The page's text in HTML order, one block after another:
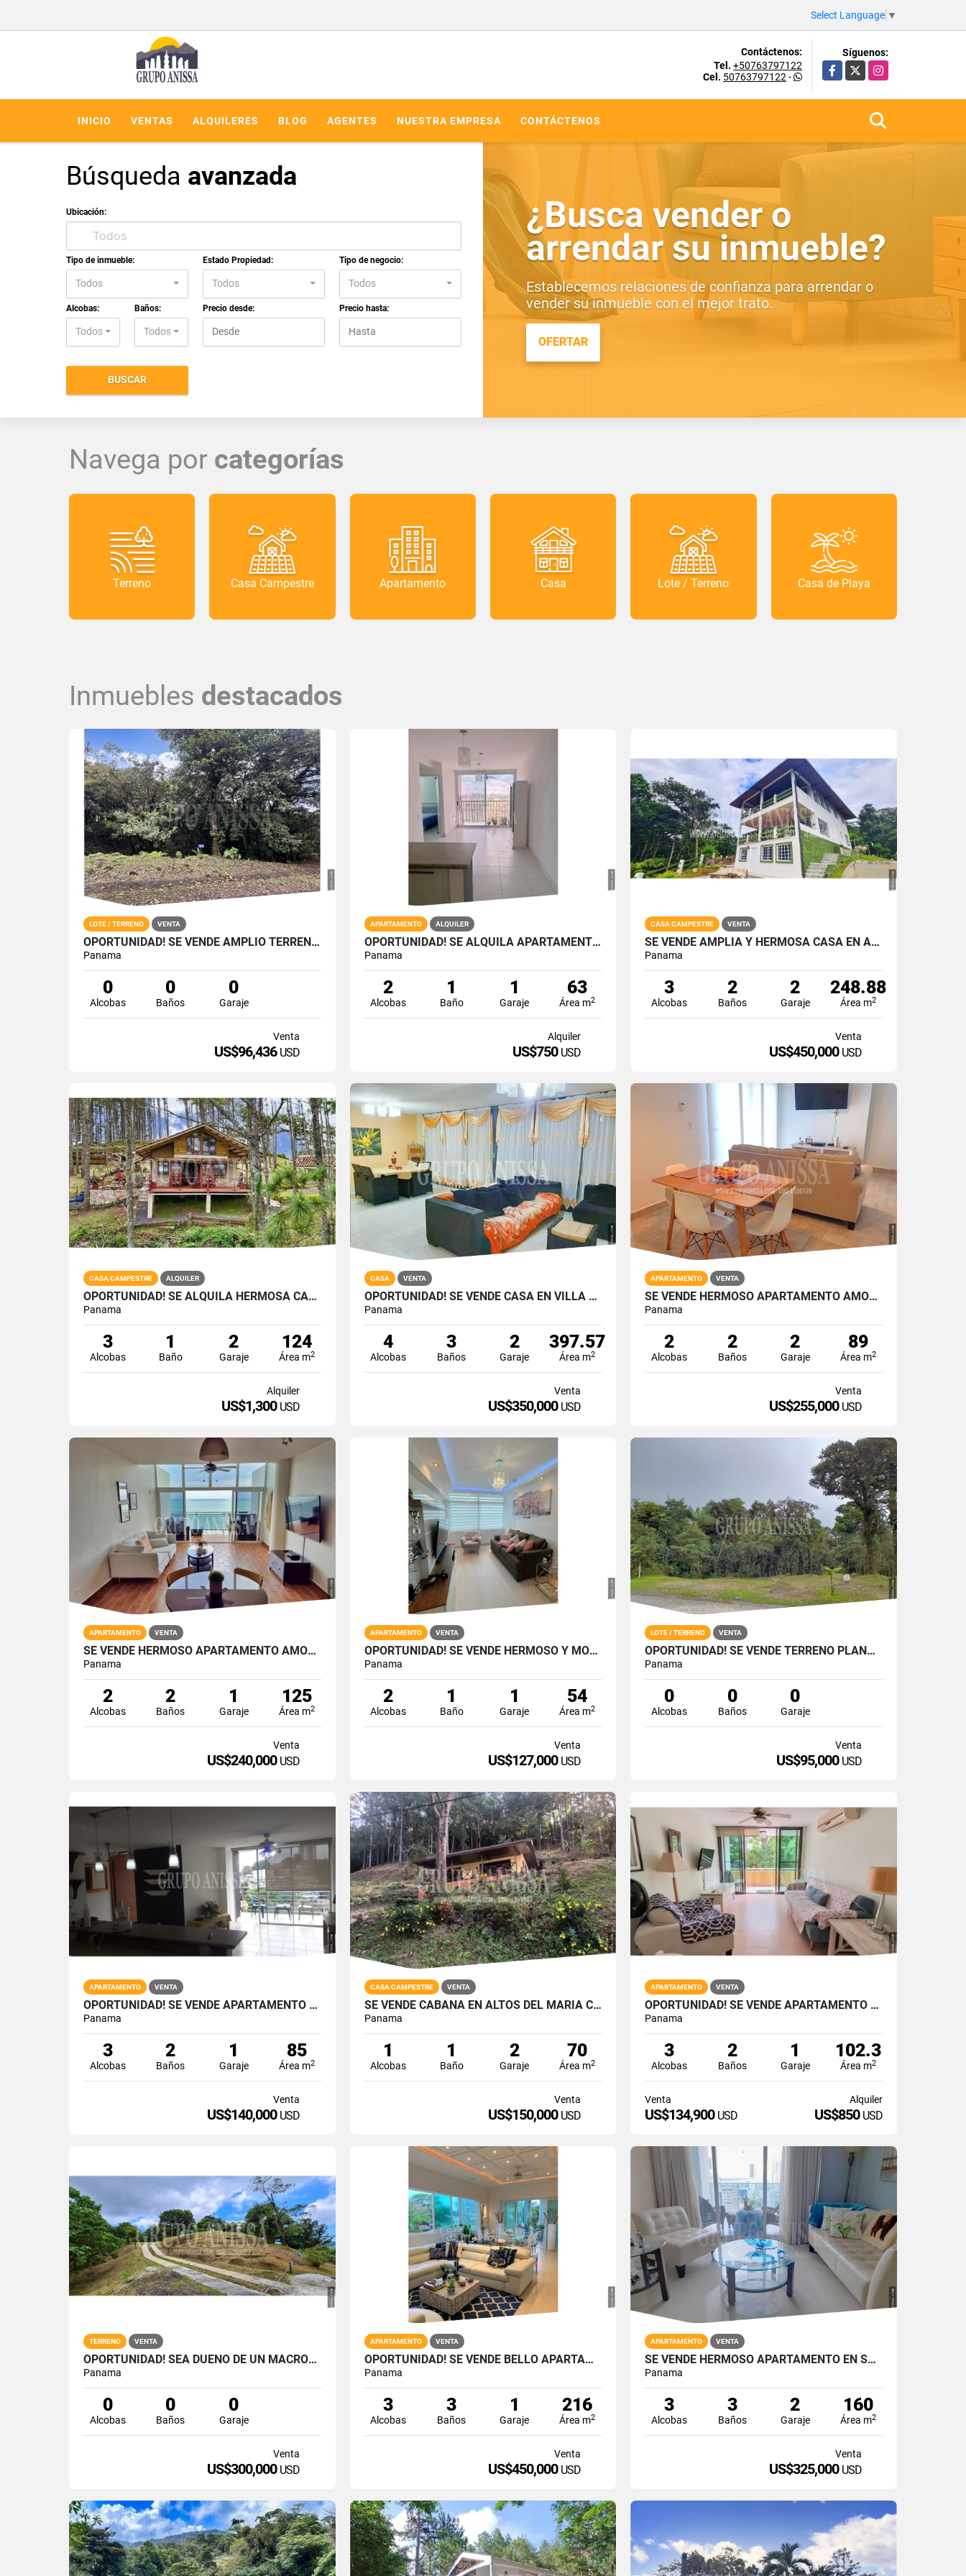
Select Language ▼
Contáctenos:
Tel. +50763797122
Cel. 50763797122 -
Síguenos:
Facebook
X Instagram
INICIO VENTAS ALQUILERES BLOG AGENTES NUESTRA EMPRESA CONTÁCTENOS
Búsqueda avanzada
Ubicación:
Tipo de inmueble:
Todos
Estado Propiedad:
Todos
Tipo de negocio:
Todos
Alcobas:
Todos
Baños:
Todos
Precio desde: Precio hasta:
BUSCAR
¿Busca vender o
arrendar su inmueble?
Establecemos relaciones de confianza para arrendar o
vender su inmueble con el mejor trato.
OFERTAR
Navega por categorías
Terreno Casa Campestre Apartamento Casa Lote / Terreno Casa de Playa
Inmuebles destacados
LOTE / TERRENO VENTA
OPORTUNIDAD! SE VENDE AMPLIO TERRENO EN GALICIA, ALTOS DEL MARIA
Panama
0
Alcobas
0
Baños
0
Garaje
Venta
US$96,436 USD
APARTAMENTO ALQUILER
OPORTUNIDAD! SE ALQUILA APARTAMENTO EN VIA ESPAÑA RIO ABAJO
Panama
2
Alcobas
1
Baño
1
Garaje
63
Área m2
Alquiler
US$750 USD
CASA CAMPESTRE VENTA
SE VENDE AMPLIA Y HERMOSA CASA EN ALTOS DEL MARIA
Panama
3
Alcobas
2
Baños
2
Garaje
248.88
Área m2
Venta
US$450,000 USD
CASA CAMPESTRE ALQUILER
OPORTUNIDAD! SE ALQUILA HERMOSA CASA EN ALTOS DEL MARIA
Panama
3
Alcobas
1
Baño
2
Garaje
124
Área m2
Alquiler
US$1,300 USD
CASA VENTA
OPORTUNIDAD! SE VENDE CASA EN VILLA LAS FUENTES COD. 3223258
Panama
4
Alcobas
3
Baños
2
Garaje
397.57
Área m2
Venta
US$350,000 USD
APARTAMENTO VENTA
SE VENDE HERMOSO APARTAMENTO AMOBLADO EN TUCÁN COUNTRY CLUB
Panama
2
Alcobas
2
Baños
2
Garaje
89
Área m2
Venta
US$255,000 USD
APARTAMENTO VENTA
SE VENDE HERMOSO APARTAMENTO AMOBLADO DE PLAYA EN FARALLÓN
Panama
2
Alcobas
2
Baños
1
Garaje
125
Área m2
Venta
US$240,000 USD
APARTAMENTO VENTA
OPORTUNIDAD! SE VENDE HERMOSO Y MODERNO APARTAMENTO EN PUEBLO NUEVO
Panama
2
Alcobas
1
Baño
1
Garaje
54
Área m2
Venta
US$127,000 USD
LOTE / TERRENO VENTA
OPORTUNIDAD! SE VENDE TERRENO PLANO EN ALTOS DEL MARIA
Panama
0
Alcobas
0
Baños
0
Garaje
Venta
US$95,000 USD
APARTAMENTO VENTA
OPORTUNIDAD! SE VENDE APARTAMENTO EN CENTRAL PARK
Panama
3
Alcobas
2
Baños
1
Garaje
85
Área m2
Venta
US$140,000 USD
CASA CAMPESTRE VENTA
SE VENDE CABAÑA EN ALTOS DEL MARIA COD. 3561347
Panama
1
Alcobas
1
Baño
2
Garaje
70
Área m2
Venta
US$150,000 USD
APARTAMENTO VENTA
OPORTUNIDAD! SE VENDE APARTAMENTO DE PLAYA EN NUEVA GORGONA
Panama
3
Alcobas
2
Baños
1
Garaje
102.3
Área m2
Venta
US$134,900 USD
Alquiler
US$850 USD
TERRENO VENTA
OPORTUNIDAD! SEA DUEÑO DE UN MACRO-LOTE PREMIUM EN ALTOS DEL MARIA
Panama
0
Alcobas
0
Baños
0
Garaje
Venta
US$300,000 USD
APARTAMENTO VENTA
OPORTUNIDAD! SE VENDE BELLO APARTAMENTO EN PUNTA BARCO VILLAGE
Panama
3
Alcobas
3
Baños
1
Garaje
216
Área m2
Venta
US$450,000 USD
APARTAMENTO VENTA
SE VENDE HERMOSO APARTAMENTO EN SAN FRANCISCO
Panama
3
Alcobas
3
Baños
2
Garaje
160
Área m2
Venta
US$325,000 USD